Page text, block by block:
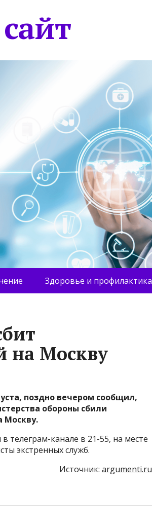
Здоровье и профилактика
на Москву
поздно вечером сообщил,
обороны сбили
Москву.
телеграм-канале в 21-55, на месте
экстренных служб.
Источник: argumenti.ru